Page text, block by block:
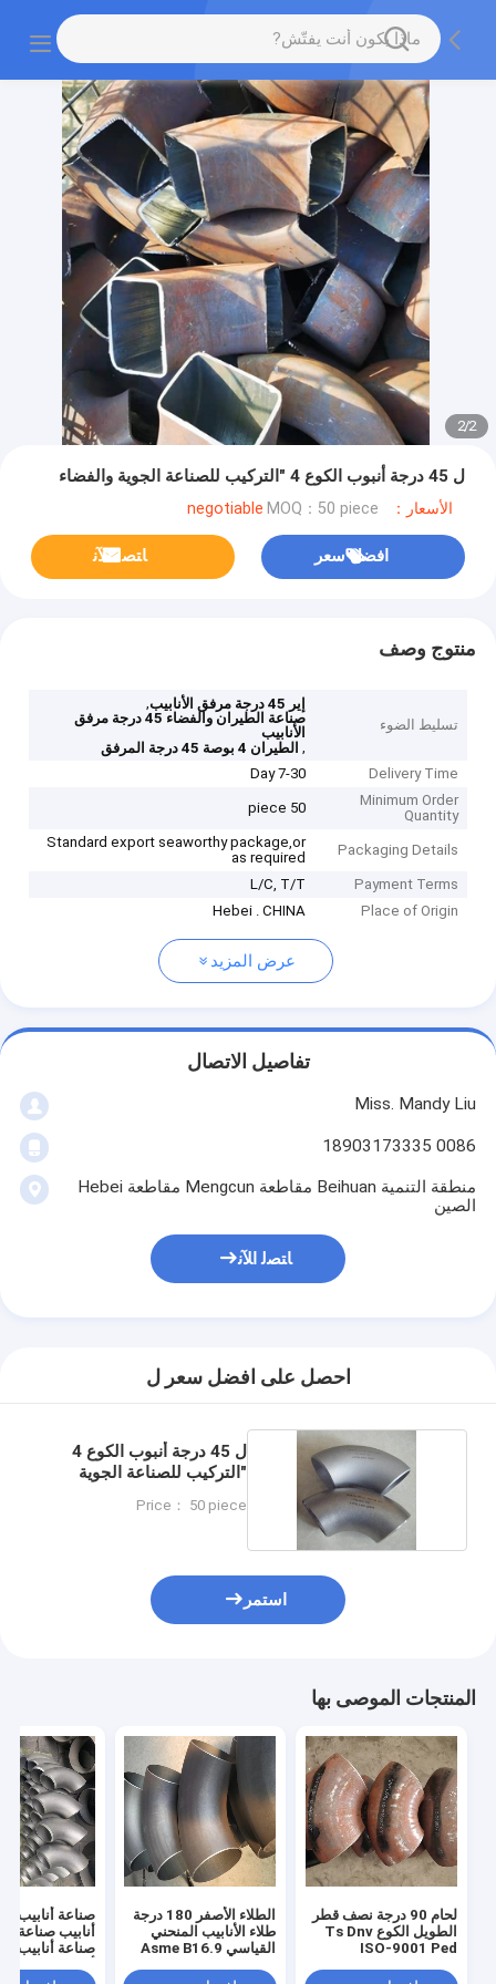
2
/
2
ل 45 درجة أنبوب الكوع 4 "التركيب للصناعة الجوية والفضاء
الأسعار：negotiable MOQ：50 piece
افضل سعر ﺎﺘﺼﻟ ﺍﻶﻧ
منتوج وصف
تسليط الضوء
إير 45 درجة مرفق الأنابيب
,
صناعة الطيران والفضاء 45 درجة مرفق
الأنابيب
, الطيران 4 بوصة 45 درجة المرفق
Delivery Time
7-30 Day
Minimum Order
Quantity
50 piece
Packaging Details
Standard export seaworthy package,or
as required
Payment Terms
L/C, T/T
Place of Origin
Hebei . CHINA
عرض المزيد
تفاصيل الاتصال
Miss. Mandy Liu
0086 18903173335
منطقة التنمية Beihuan مقاطعة Mengcun مقاطعة Hebei
الصين
ﺎﺘﺼﻟ ﺍﻶﻧ
احصل على افضل سعر ل
ل 45 درجة أنبوب الكوع 4
"التركيب للصناعة الجوية
Price： 50 piece
استمر
المنتجات الموصى بها
لحام 90 درجة نصف قطر
الطويل الكوع Ts Dnv
ISO-9001 Ped
الطلاء الأصفر 180 درجة
طلاء الأنابيب المنحني
القياسي Asme B16.9
صناعة أنابيب
أنابيب صناعة
صناعة أنابيب